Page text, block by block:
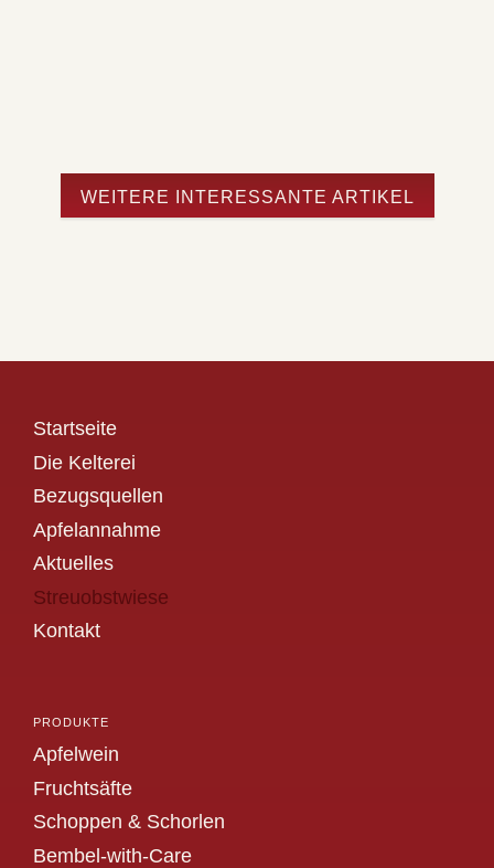
WEITERE INTERESSANTE ARTIKEL
Startseite
Die Kelterei
Bezugsquellen
Apfelannahme
Aktuelles
Streuobstwiese
Kontakt
PRODUKTE
Apfelwein
Fruchtsäfte
Schoppen & Schorlen
Bembel-with-Care